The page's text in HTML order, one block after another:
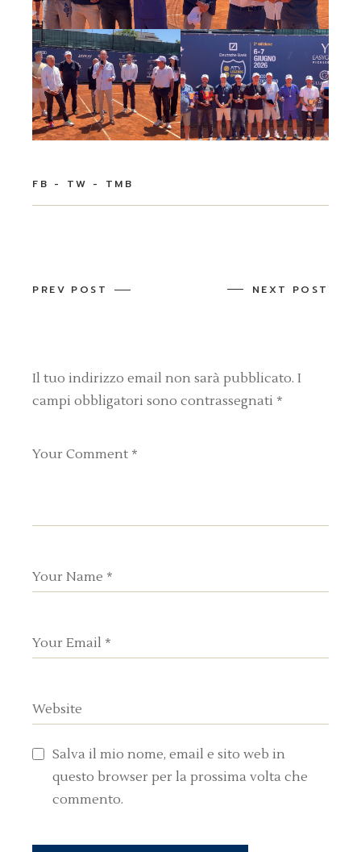
FB TW TMB
PREV POST NEXT POST
Il tuo indirizzo email non sarà pubblicato. I
campi obbligatori sono contrassegnati *
Salva il mio nome, email e sito web in
questo browser per la prossima volta che
commento.